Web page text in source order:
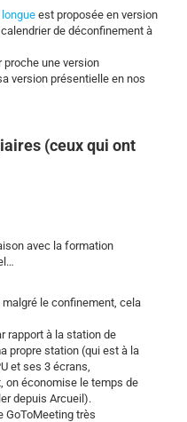
est proposée en version
de déconfinement à
proche une version
version présentielle en nos
(ceux qui ont
avec la formation
le confinement, cela
rapport à la station de
propre station (qui est à la
et ses 3 écrans,
on économise le temps de
depuis Arcueil).
GoToMeeting très